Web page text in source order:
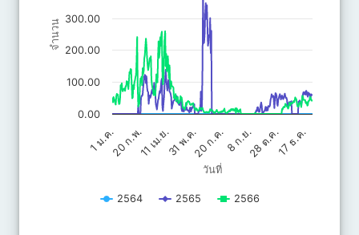
วันที่
จำนวน
1 ม.ค. 20 ก.ค.
20 ก.พ.11 เม.ย.31 พ.ค. 8 ก.ย.28 ต.ค.17 ธ.ค.
0.00
100.00
200.00
300.00
2564 2565 2566